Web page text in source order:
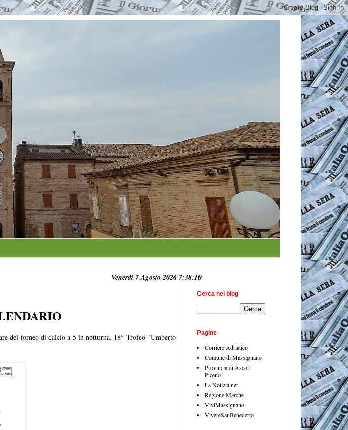
Venerdì 7 Agosto 2026 7:38:11
del torneo di calcio a 5 in notturna. 18° Trofeo "Umberto
Cerca nel blog
Pagine
Corriere Adriatico
Comune di Massignano
Provincia di Ascoli
Piceno
La Notizia.net
Regione Marche
ViviMassignano
VivereSanBenedetto